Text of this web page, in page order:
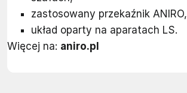
zastosowany przekaźnik ANIRO,
układ oparty na aparatach LS.
Więcej na: aniro.pl